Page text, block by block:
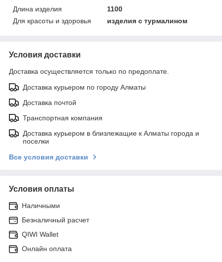
Длина изделия
1100
Для красоты и здоровья
изделия с турмалином
Условия доставки
Доставка осуществляется только по предоплате.
Доставка курьером по городу Алматы
Доставка почтой
Транспортная компания
Доставка курьером в близлежащие к Алматы города и
поселки
Все условия доставки
Условия оплаты
Наличными
Безналичный расчет
QIWI Wallet
Онлайн оплата